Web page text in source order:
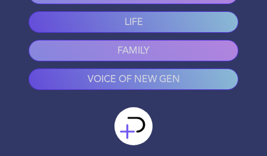
LIFE
FAMILY
VOICE OF NEW GEN